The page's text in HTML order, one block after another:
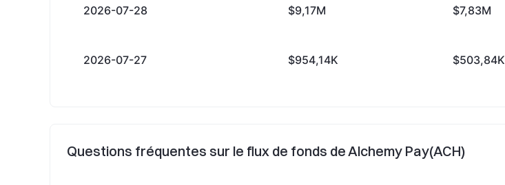
2026-07-28 $9,17M $7,83M
2026-07-27 $954,14K $503,84K
Questions fréquentes sur le flux de fonds de Alchemy Pay(ACH)